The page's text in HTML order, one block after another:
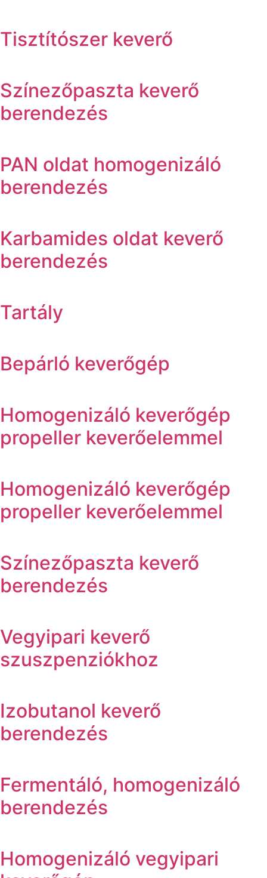
Tisztítószer keverő
Színezőpaszta keverő
berendezés
PAN oldat homogenizáló
berendezés
Karbamides oldat keverő
berendezés
Tartály
Bepárló keverőgép
Homogenizáló keverőgép
propeller keverőelemmel
Homogenizáló keverőgép
propeller keverőelemmel
Színezőpaszta keverő
berendezés
Vegyipari keverő
szuszpenziókhoz
Izobutanol keverő
berendezés
Fermentáló, homogenizáló
berendezés
Homogenizáló vegyipari